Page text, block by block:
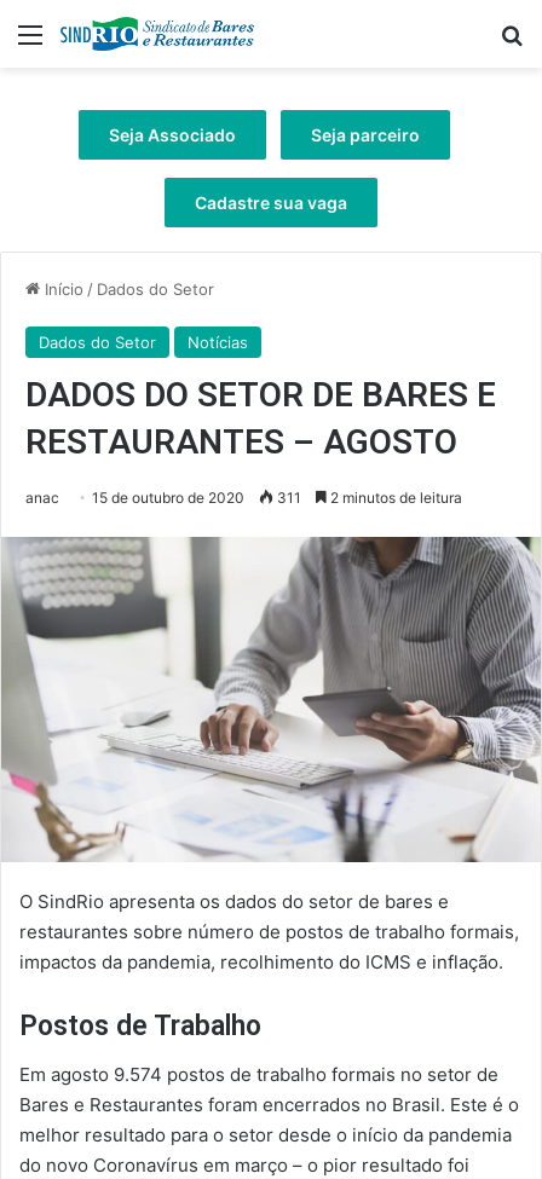
Menu
Seja Associado Seja parceiro
Cadastre sua vaga
Início / Dados do Setor
Dados do Setor Notícias
DADOS DO SETOR DE BARES E
RESTAURANTES – AGOSTO
anac 15 de outubro de 2020 311 2 minutos de leitura
O SindRio apresenta os dados do setor de bares e
restaurantes sobre número de postos de trabalho formais,
impactos da pandemia, recolhimento do ICMS e inflação.
Postos de Trabalho
Em agosto 9.574 postos de trabalho formais no setor de
Bares e Restaurantes foram encerrados no Brasil. Este é o
melhor resultado para o setor desde o início da pandemia
do novo Coronavírus em março – o pior resultado foi